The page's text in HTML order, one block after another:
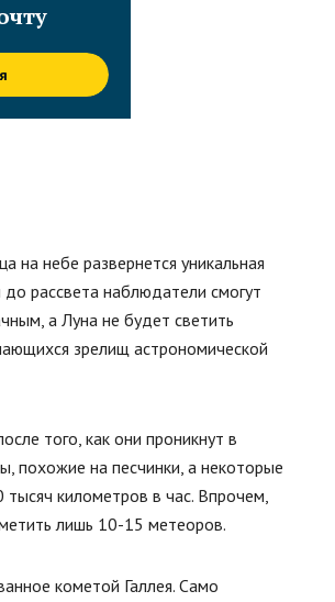
на небе развернется уникальная
рассвета наблюдатели смогут
а Луна не будет светить
зрелищ астрономической
того, как они проникнут в
похожие на песчинки, а некоторые
километров в час. Впрочем,
лишь 10-15 метеоров.
кометой Галлея. Само